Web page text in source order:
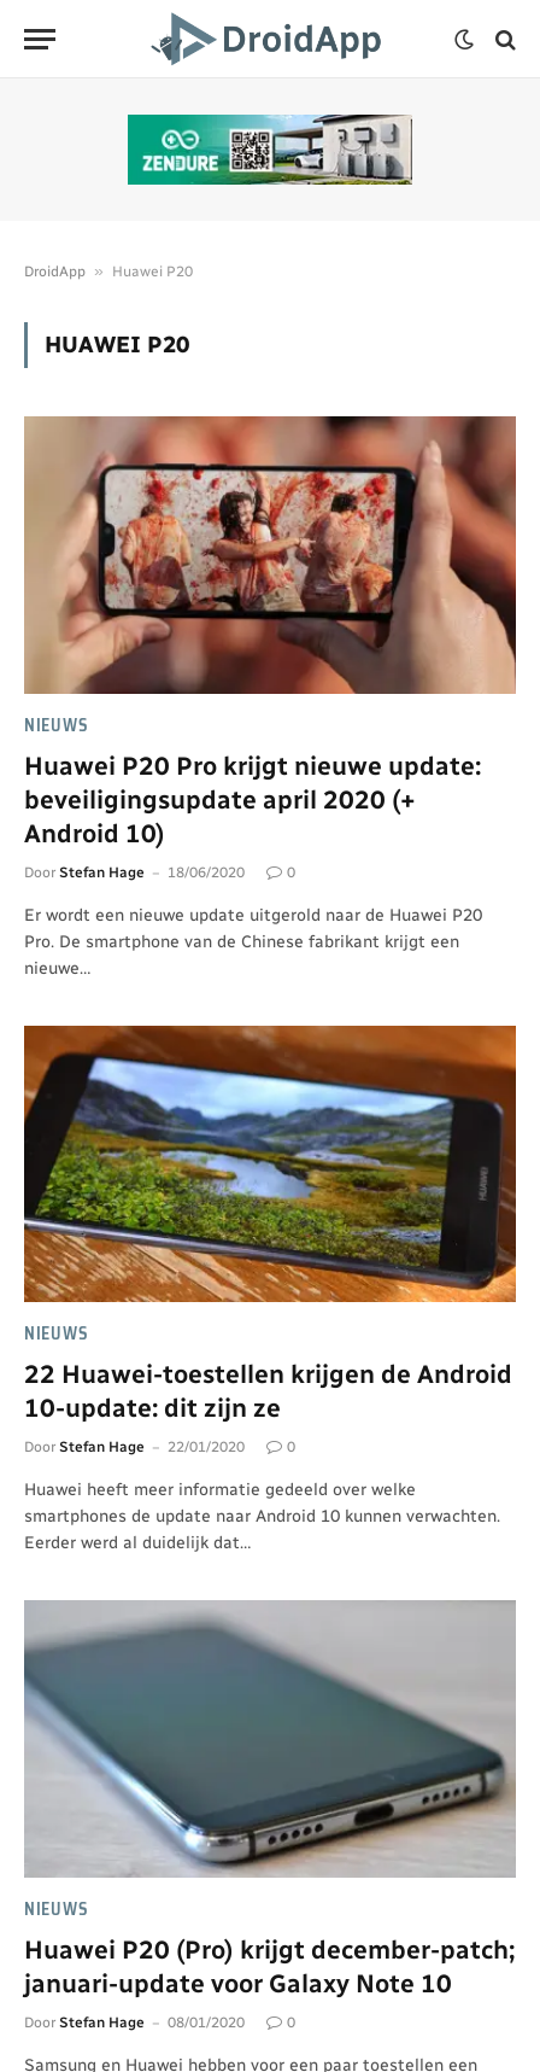
DroidApp » Huawei P20
HUAWEI P20
NIEUWS
Huawei P20 Pro krijgt nieuwe update:
beveiligingsupdate april 2020 (+
Android 10)
Door Stefan Hage 18/06/2020 0
Er wordt een nieuwe update uitgerold naar de Huawei P20
Pro. De smartphone van de Chinese fabrikant krijgt een
nieuwe…
NIEUWS
22 Huawei-toestellen krijgen de Android
10-update: dit zijn ze
Door Stefan Hage 22/01/2020 0
Huawei heeft meer informatie gedeeld over welke
smartphones de update naar Android 10 kunnen verwachten.
Eerder werd al duidelijk dat…
NIEUWS
Huawei P20 (Pro) krijgt december-patch;
januari-update voor Galaxy Note 10
Door Stefan Hage 08/01/2020 0
Samsung en Huawei hebben voor een paar toestellen een